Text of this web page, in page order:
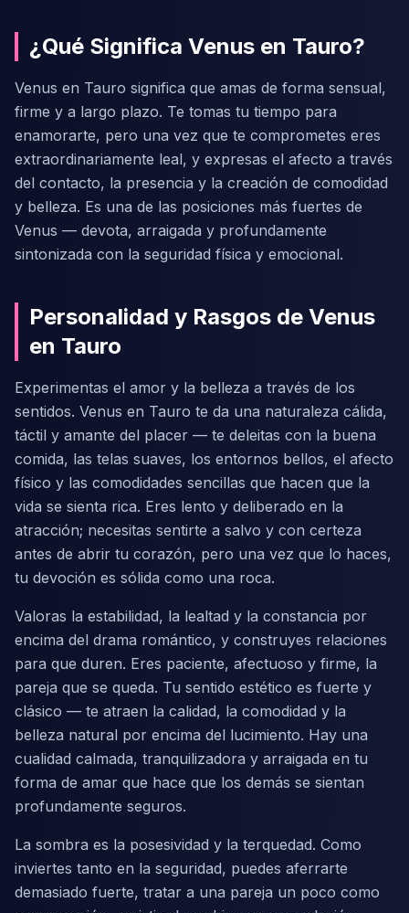
¿Qué Significa Venus en Tauro?
Venus en Tauro significa que amas de forma sensual,
firme y a largo plazo. Te tomas tu tiempo para
enamorarte, pero una vez que te comprometes eres
extraordinariamente leal, y expresas el afecto a través
del contacto, la presencia y la creación de comodidad
y belleza. Es una de las posiciones más fuertes de
Venus — devota, arraigada y profundamente
sintonizada con la seguridad física y emocional.
Personalidad y Rasgos de Venus
en Tauro
Experimentas el amor y la belleza a través de los
sentidos. Venus en Tauro te da una naturaleza cálida,
táctil y amante del placer — te deleitas con la buena
comida, las telas suaves, los entornos bellos, el afecto
físico y las comodidades sencillas que hacen que la
vida se sienta rica. Eres lento y deliberado en la
atracción; necesitas sentirte a salvo y con certeza
antes de abrir tu corazón, pero una vez que lo haces,
tu devoción es sólida como una roca.
Valoras la estabilidad, la lealtad y la constancia por
encima del drama romántico, y construyes relaciones
para que duren. Eres paciente, afectuoso y firme, la
pareja que se queda. Tu sentido estético es fuerte y
clásico — te atraen la calidad, la comodidad y la
belleza natural por encima del lucimiento. Hay una
cualidad calmada, tranquilizadora y arraigada en tu
forma de amar que hace que los demás se sientan
profundamente seguros.
La sombra es la posesividad y la terquedad. Como
inviertes tanto en la seguridad, puedes aferrarte
demasiado fuerte, tratar a una pareja un poco como